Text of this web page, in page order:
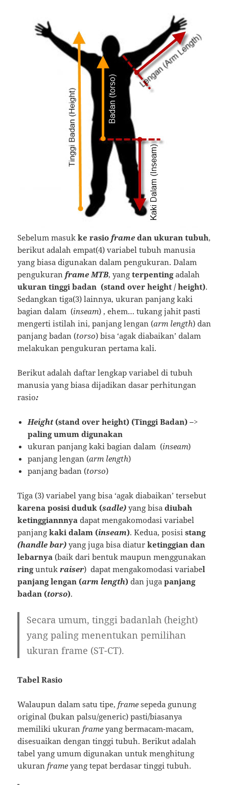
Sebelum masukke rasioframedan ukuran tubuh,
berikut adalah empat(4) variabel tubuh manusia
yang biasa digunakan dalam pengukuran. Dalam
pengukuranframe MTB, yangterpentingadalah
ukuran tinggi badan (stand over height / height).
Sedangkan tiga(3) lainnya, ukuran panjang kaki
bagian dalam (inseam) , ehem… tukang jahit pasti
mengerti istilah ini, panjang lengan (arm length) dan
panjang badan (torso) bisa ‘agak diabaikan’ dalam
melakukan pengukuran pertama kali.
Berikut adalah daftar lengkap variabel di tubuh
manusia yang biasa dijadikan dasar perhitungan
rasio:
Height (stand over height) (Tinggi Badan) –>
paling umum digunakan
ukuran panjang kaki bagian dalam (inseam)
panjang lengan (arm length)
panjang badan (torso)
Tiga (3) variabel yang bisa ‘agak diabaikan’ tersebut
karena posisi duduk (sadle)yang bisadiubah
ketinggiannnyadapat mengakomodasi variabel
panjangkaki dalam (inseam). Kedua, posisi stang
(handle bar)yang juga bisa diaturketinggian dan
lebarnya (baik dari bentuk maupun menggunakan
ringuntukraiser) dapat mengakomodasi variabel
panjang lengan (arm length) dan jugapanjang
badan (torso).
Secara umum, tinggi badanlah (height)
yang paling menentukan pemilihan
ukuran frame (ST-CT).
Tabel Rasio
Walaupun dalam satu tipe,framesepeda gunung
original (bukan palsu/generic) pasti/biasanya
memiliki ukuranframeyang bermacam-macam,
disesuaikan dengan tinggi tubuh. Berikut adalah
tabel yang umum digunakan untuk menghitung
ukuranframeyang tepat berdasar tinggi tubuh.